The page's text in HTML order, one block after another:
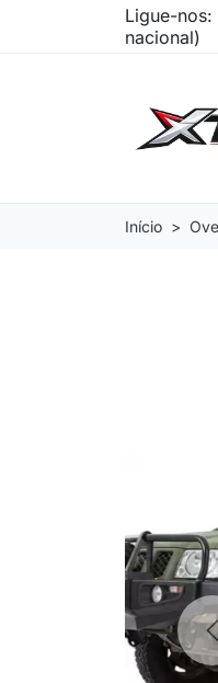
Ligue-nos:
nacional)
Início